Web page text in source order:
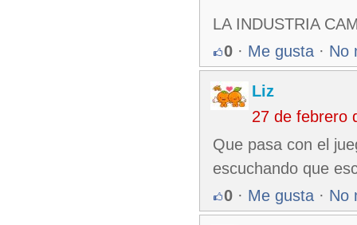
LA INDUSTRIA
0 · Me gusta · No
Liz
27 de febrero
Que pasa con el
escuchando que
0 · Me gusta · No